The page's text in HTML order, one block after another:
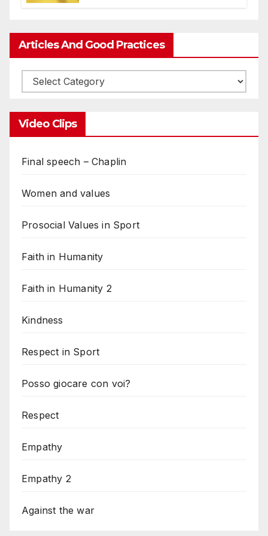
Articles And Good Practices
Video Clips
Final speech – Chaplin
Women and values
Prosocial Values in Sport
Faith in Humanity
Faith in Humanity 2
Kindness
Respect in Sport
Posso giocare con voi?
Respect
Empathy
Empathy 2
Against the war